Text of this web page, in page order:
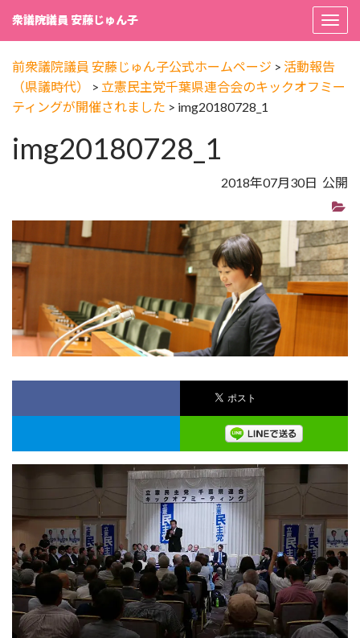
衆議院議員 安藤じゅん子
前衆議院議員 安藤じゅん子公式ホームページ > 活動報告
（県議時代）
> 立憲民主党千葉県連合会のキックオフミー
ティングが開催されました > img20180728_1
img20180728_1
2018年07月30日 公開